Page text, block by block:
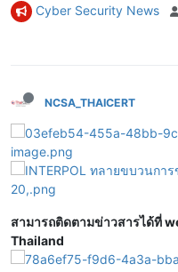
Cyber Security News
NCSA_THAICERT
สามารถติดตามข่าวสารได้ที่
Thailand